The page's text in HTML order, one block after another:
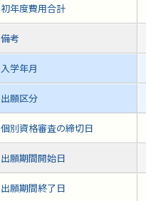
初年度費用合計
備考
入学年月
出願区分
個別資格審査の締切日
出願期間開始日
出願期間終了日